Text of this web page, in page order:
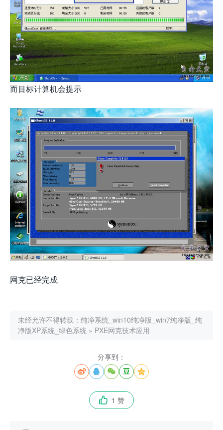
而目标计算机会提示
网克已经完成
未经允许不得转载： 纯净系统_win10纯净版_win7纯净版_纯
净版XP系统_绿色系统 » PXE网克技术应用
分享到：
    
 1 赞